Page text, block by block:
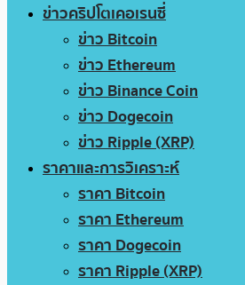
ข่าวคริปโตเคอเรนซี่
ข่าว Bitcoin
ข่าว Ethereum
ข่าว Binance Coin
ข่าว Dogecoin
ข่าว Ripple (XRP)
ราคาและการวิเคราะห์
ราคา Bitcoin
ราคา Ethereum
ราคา Dogecoin
ราคา Ripple (XRP)